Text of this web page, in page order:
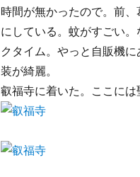
時間が無かったので。前
にしている。蚊がすごい
クタイム。やっと自販機
装が綺麗。
叡福寺に着いた。ここには